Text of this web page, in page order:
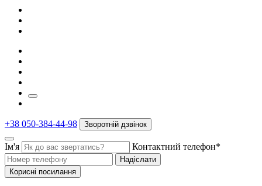
+38 050-384-44-98 Зворотній дзвінок
Ім'я Контактний телефон*
Надіслати
Корисні посилання